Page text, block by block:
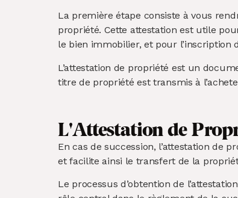
La première étape consiste à vous
propriété. Cette attestation est utile
le bien immobilier, et pour l’inscription
L’attestation de propriété est un
titre de propriété est transmis à
L'Attestation de
En cas de succession, l’attestation
et facilite ainsi le transfert de la
Le processus d’obtention de